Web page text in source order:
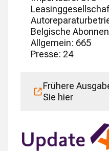
Belgische
Allgemein: 665
Presse: 24
Frühere
Sie hier